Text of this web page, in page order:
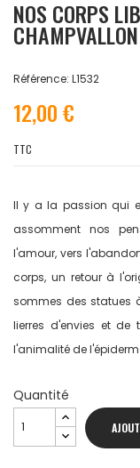
NOS CORPS
Référence: L1532
12,00 €
TTC
Il y a la passion qui
assomment nos
l'amour, vers
corps, un retour à
sommes des statues
lierres d'envies et de
l'animalité de
Quantité